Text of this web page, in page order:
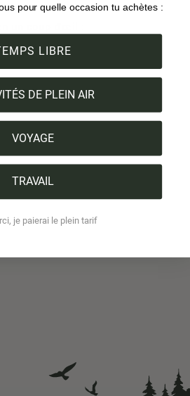
pour quelle occasion tu achètes :
LIBRE
DE PLEIN AIR
VOYAGE
TRAVAIL
je paierai le plein tarif